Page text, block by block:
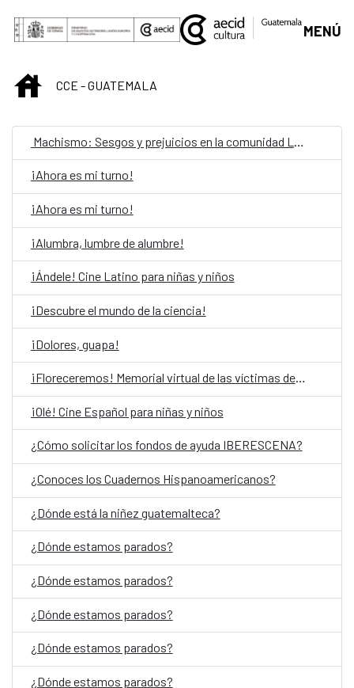
Skip to Main Content
MENÚ
INICIOCCE - GUATEMALA
Machismo: Sesgos y prejuicios en la comunidad LGBTIQ
¡Ahora es mi turno!
¡Ahora es mi turno!
¡Alumbra, lumbre de alumbre!
¡Ándele! Cine Latino para niñas y niños
¡Descubre el mundo de la ciencia!
¡Dolores, guapa!
¡Floreceremos! Memorial virtual de las víctimas del Conflicto Armado Interno en Guatemala
¡Olé! Cine Español para niñas y niños
¿Cómo solicitar los fondos de ayuda IBERESCENA?
¿Conoces los Cuadernos Hispanoamericanos?
¿Dónde está la niñez guatemalteca?
¿Dónde estamos parados?
¿Dónde estamos parados?
¿Dónde estamos parados?
¿Dónde estamos parados?
¿Dónde estamos parados?